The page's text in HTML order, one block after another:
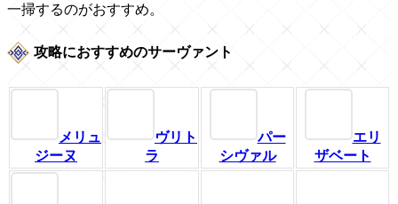
一掃するのがおすすめ。
攻略におすすめのサーヴァント
メリュ
ジーヌ
ヴリト
ラ
パー
シヴァル
エリ
ザベート